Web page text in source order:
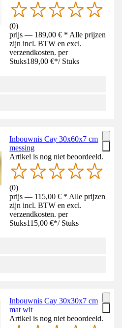
(0)
prijs — 189,00 € * Alle prijzen
zijn incl. BTW en excl.
verzendkosten. per
Stuks189,00 €*/ Stuks
Inbouwnis Cay 30x60x7 cm
messing
Artikel is nog niet beoordeeld.
(0)
prijs — 115,00 € * Alle prijzen
zijn incl. BTW en excl.
verzendkosten. per
Stuks115,00 €*/ Stuks
Inbouwnis Cay 30x30x7 cm
mat wit
Artikel is nog niet beoordeeld.